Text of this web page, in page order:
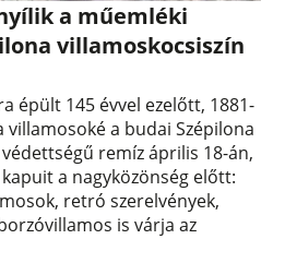
a műemléki
villamoskocsiszín
épült 145 évvel ezelőtt, 1881-
villamosoké a budai Szépilona
remíz április 18-án,
a nagyközönség előtt:
retró szerelvények,
is várja az